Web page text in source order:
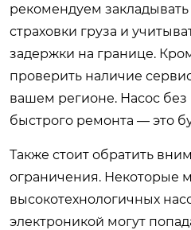
рекомендуем
страховки груза и
задержки на границе.
проверить наличие
вашем регионе. Насос
быстрого ремонта — это
Также стоит обратить
ограничения. Некоторые
высокотехнологичных
электроникой могут